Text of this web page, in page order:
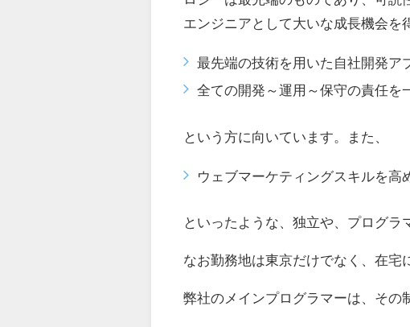
エンジニアとして大いな成長機会を
最先端の技術を用いた自社開発ア
全ての開発～運用～保守の責任を
という方に向いています。また、
ウェブマーケティングスキルを高
といったような、独立や、プログ
なお勤務地は東京だけでなく、在宅
弊社のメインプログラマーは、その